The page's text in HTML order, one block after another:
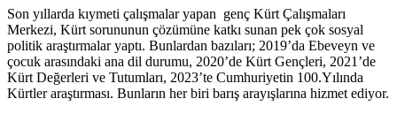
Son yıllarda kıymeti çalışmalar yapan genç Kürt Çalışmaları
Merkezi, Kürt sorununun çözümüne katkı sunan pek çok sosyal
politik araştırmalar yaptı. Bunlardan bazıları; 2019’da Ebeveyn ve
çocuk arasındaki ana dil durumu, 2020’de Kürt Gençleri, 2021’de
Kürt Değerleri ve Tutumları, 2023’te Cumhuriyetin 100.Yılında
Kürtler araştırması. Bunların her biri barış arayışlarına hizmet ediyor.